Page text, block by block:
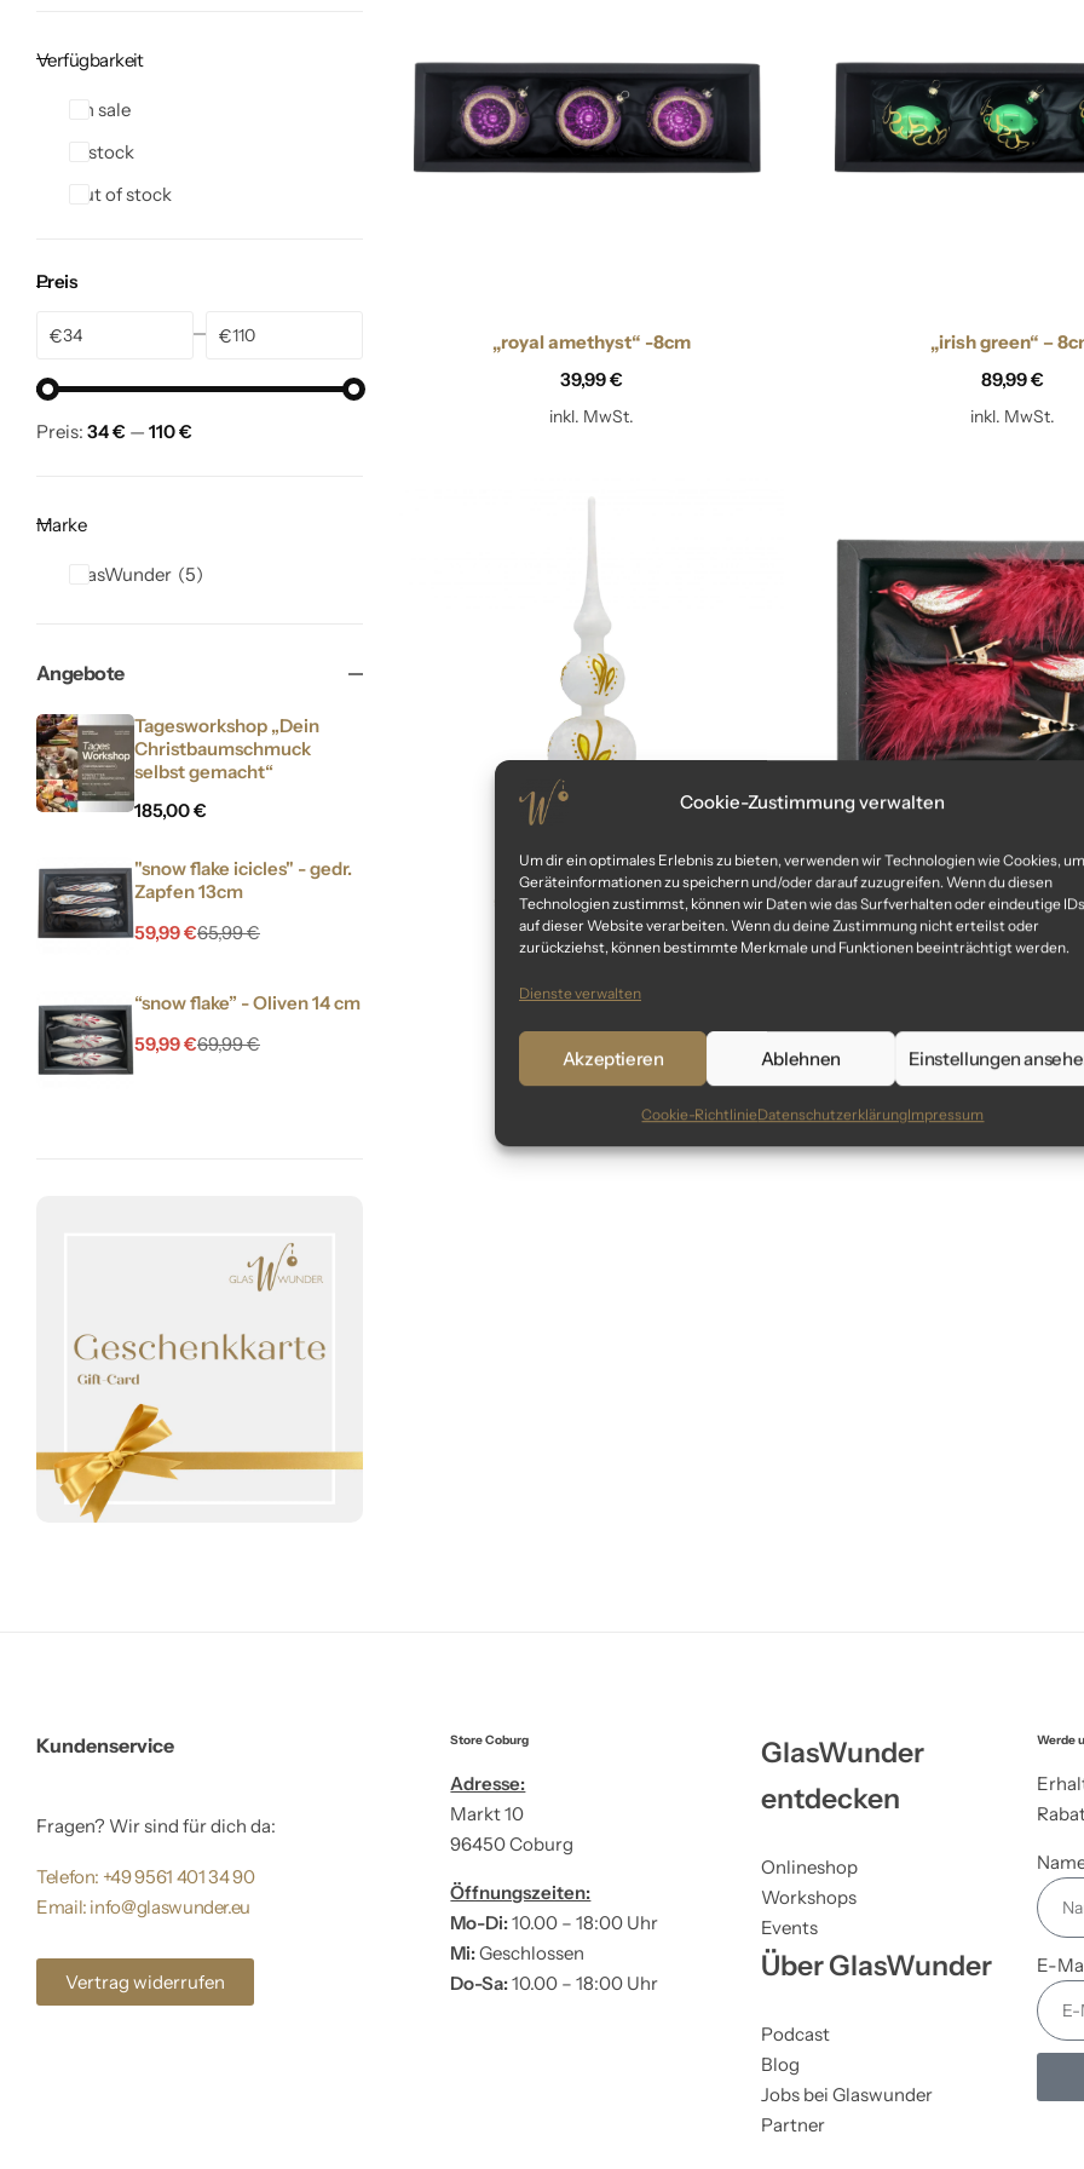
Cookie-Zustimmung verwalten
Um dir ein optimales Erlebnis zu bieten, verwenden wir Technologien wie Cookies, um
Geräteinformationen zu speichern und/oder darauf zuzugreifen. Wenn du diesen
Technologien zustimmst, können wir Daten wie das Surfverhalten oder eindeutige IDs
auf dieser Website verarbeiten. Wenn du deine Zustimmung nicht erteilst oder
zurückziehst, können bestimmte Merkmale und Funktionen beeinträchtigt werden.
Dienste verwalten
Akzeptieren Ablehnen Einstellungen
Cookie-RichtlinieDatenschutzerklärungImpressum
„royal amethyst“ -8cm
39,99€
inkl. MwSt.
„irish green“ –
89,99€
inkl. MwSt.
„snow queen“ – Spitze
85,99€
„christmas classic“ –
Christbaumschmuck
34,99
You've viewed5of5
Verfügbarkeit
On sale
In stock
Out of stock
Preis
€ €
Preis: 34 € — 110 €
Marke
GlasWunder 5
Angebote
Tagesworkshop „Dein
Christbaumschmuck
selbst gemacht“
185,00€
"snow flake icicles" - gedr.
Zapfen 13cm
65,99€
59,99€
“snow flake” - Oliven 14 cm
69,99€
59,99€
Kundenservice
Fragen? Wir sind für dich da:
Telefon: +49 9561 401 34 90
Email: info@glaswunder.eu
Vertrag widerrufen
Store Coburg
Adresse:
Markt 10
96450 Coburg
Öffnungszeiten:
Mo-Di:10.00 – 18:00 Uhr
Mi:Geschlossen
Do-Sa:10.00 – 18:00 Uhr
GlasWunder
entdecken
Onlineshop
Workshops
Events
Über GlasWunder
Podcast
Blog
Jobs bei Glaswunder
Partner
Werde
E-